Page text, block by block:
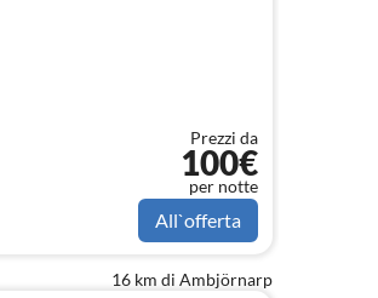
Prezzi da
100€
per notte
All`offerta
16 km di Ambjörnarp